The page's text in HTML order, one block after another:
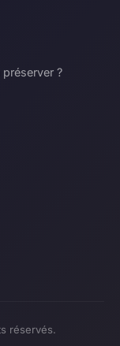
?
réservés.